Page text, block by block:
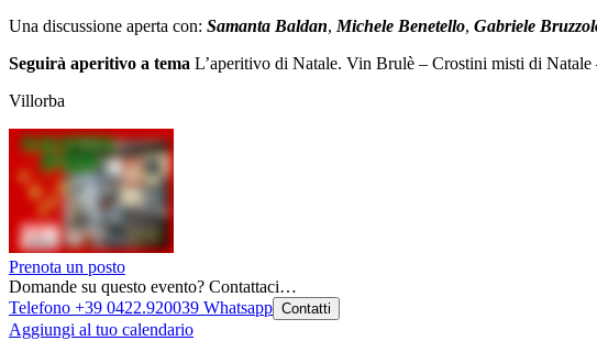
Una discussione aperta con: Samanta Baldan, Michele Benetello, Gabriele Bruzzol
Seguirà aperitivo a tema L’aperitivo di Natale. Vin Brulè – Crostini misti di Natale
Villorba
Prenota un posto
Domande su questo evento? Contattaci…
Telefono +39 0422.920039 Whatsapp Contatti
Aggiungi al tuo calendario